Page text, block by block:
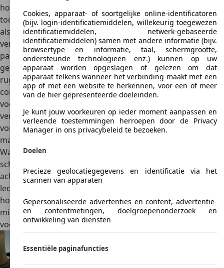
hoogwaardige zitmaterialen en houttoepassingen
tochtvrije automatische klimaatregeling was verkrijgbaar
als twee- of meerzonige variant. Ofwel waren er
verschillende instellingen mogelijk aan de bestuurders- en
passagierszijde, of zelfs afzonderlijk in het achterste
gedeelte. Terwijl elektrische hoogte- en
rugleuningverstelling alleen mogelijk was voor de
comfortabele voorstoelen, konden alle stoelen in het
voertuig worden verwarmd of geventileerd. Holtes met
verschillende luchtdrukwaarden maakten het mogelijk de
vorm aan te passen en in elke stoel werd een
massagemodule
Wanneer de deuren van de topversie worden geopend,
schuiven het stuur en de stoel ongeveer 5 centimeter naar
achteren om het in- en uitstappen te vergemakkelijken. De
lederachtige kunststof oppervlakken zijn
hoogwaardig mahoniehout. Het oppervlak van de
middenconsole is gemaakt van magnesium, wat zorgt
voor een uniek en hoogwaardig gevoel.
Cookies, apparaat- of soortgelijke online-identificatoren
(bijv. login-identificatiemiddelen, willekeurig toegewezen
identificatiemiddelen, netwerk-gebaseerde
identificatiemiddelen) samen met andere informatie (bijv.
browsertype en informatie, taal, schermgrootte,
ondersteunde technologieën enz.) kunnen op uw
apparaat worden opgeslagen of gelezen om dat
apparaat telkens wanneer het verbinding maakt met een
app of met een website te herkennen, voor een of meer
van de hier gepresenteerde doeleinden.
Je kunt jouw voorkeuren op ieder moment aanpassen en
verleende toestemmingen herroepen door de Privacy
Manager in ons privacybeleid te bezoeken.
Doelen
Precieze geolocatiegegevens en identificatie via het
scannen van apparaten
Gepersonaliseerde advertenties en content, advertentie-
en contentmetingen, doelgroepenonderzoek en
ontwikkeling van diensten
Essentiële paginafuncties